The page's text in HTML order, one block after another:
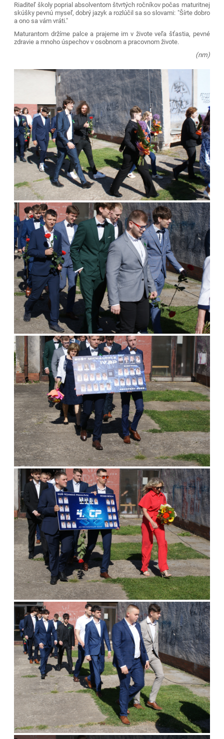
Riaditeľ školy poprial absolventom štvrtých ročníkov počas maturitnej
skúšky pevnú myseľ, dobrý jazyk a rozlúčil sa so slovami: "Šírte dobro
a ono sa vám vráti."
Maturantom držíme palce a prajeme im v živote veľa šťastia, pevné
zdravie a mnoho úspechov v osobnom a pracovnom živote.
(nm)